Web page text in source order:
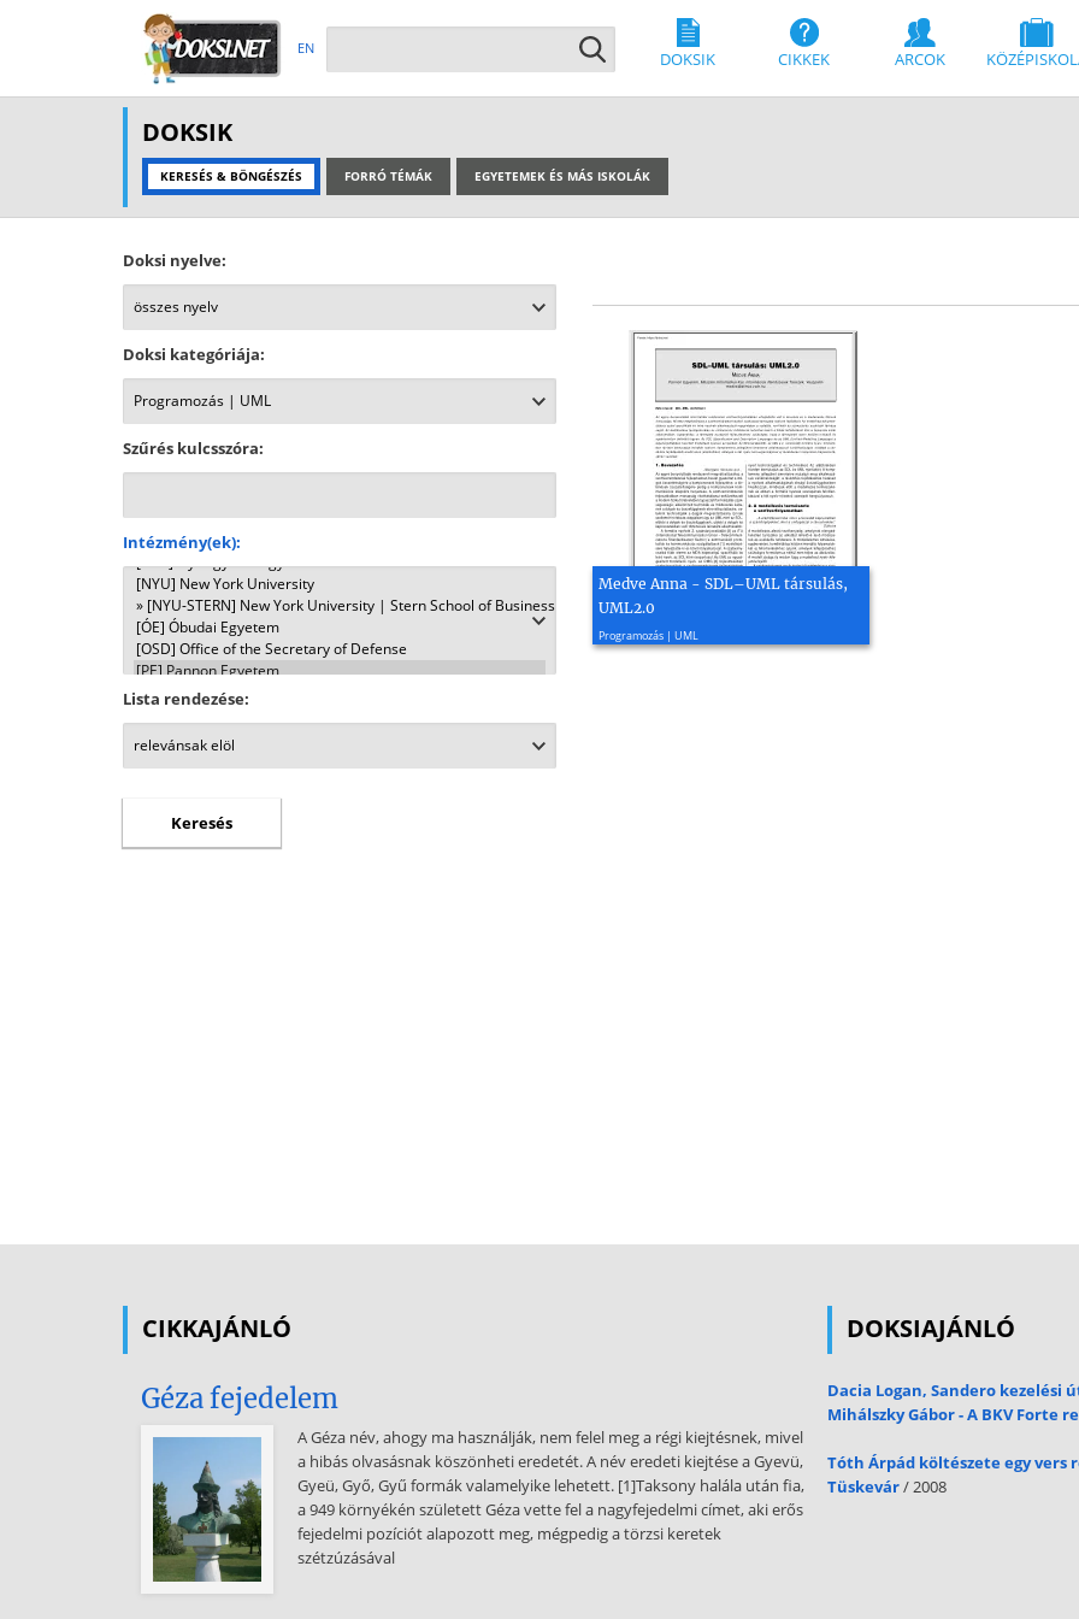
EN
DOKSIK CIKKEK ARCOK
DOKSIK
KERESÉS & BÖNGÉSZÉS FORRÓ TÉMÁK EGYETEMEK ÉS MÁS ISKOLÁK
Doksi nyelve:
Doksi kategóriája:
Szűrés kulcsszóra:
Intézmény(ek):
Lista rendezése:
Medve Anna - SDL–UML társulás,
UML2.0
Programozás | UML
2008, 7 oldal
CIKKAJÁNLÓ
Géza fejedelem
A Géza név, ahogy ma használják, nem felel meg a régi kiejtésnek, mivel
a hibás olvasásnak köszönheti eredetét. A név eredeti kiejtése a Gyevü,
Gyeü, Győ, Gyű formák valamelyike lehetett. [1]Taksony halála után fia,
a 949 környékén született Géza vette fel a nagyfejedelmi címet, aki erős
fejedelmi pozíciót alapozott meg, mégpedig a törzsi keretek
szétzúzásával
DOKSIAJÁNLÓ
Dacia Logan, Sandero kezelési
Mihálszky Gábor - A BKV Forte
Tóth Árpád költészete egy vers
Tüskevár/ 2008